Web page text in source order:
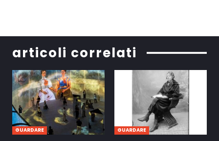
articoli correlati
GUARDARE GUARDARE